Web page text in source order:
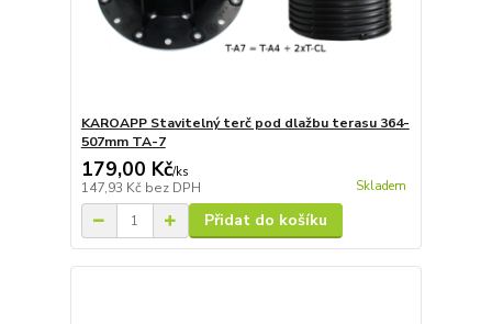
KAROAPP Stavitelný terč pod dlažbu terasu 364-
507mm TA-7
179,00 Kč/ks
147,93 Kč bez DPH Skladem
Přidat do košíku